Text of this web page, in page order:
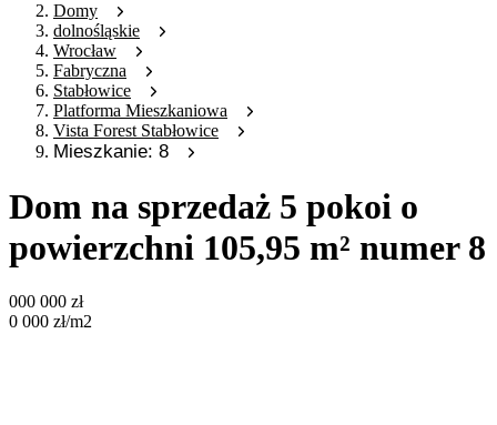
Domy
dolnośląskie
Wrocław
Fabryczna
Stabłowice
Platforma Mieszkaniowa
Vista Forest Stabłowice
Mieszkanie: 8
Dom na sprzedaż 5 pokoi o
powierzchni 105,95 m² numer 8
000 000 zł
0 000 zł/m2